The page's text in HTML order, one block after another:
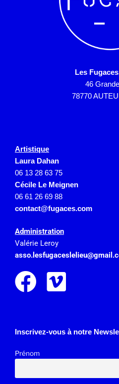
Les
46
78770
Artistique
Laura Dahan
06 13 28 63 75
Cécile Le Meignen
06 61 26 69 88
contact@fugaces.com
Administration
Valérie Leroy
asso.lesfugaceslelieu@gmail.
Inscrivez-vous à notre
Prénom